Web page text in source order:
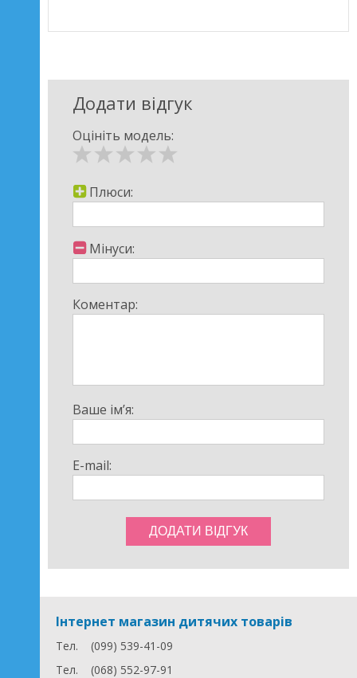
Додати відгук
Оцініть модель:
Плюси:
Мінуси:
Коментар:
Ваше ім’я:
E-mail:
Інтернет магазин дитячих товарів
Тел.
(099) 539-41-09
Тел.
(068) 552-97-91